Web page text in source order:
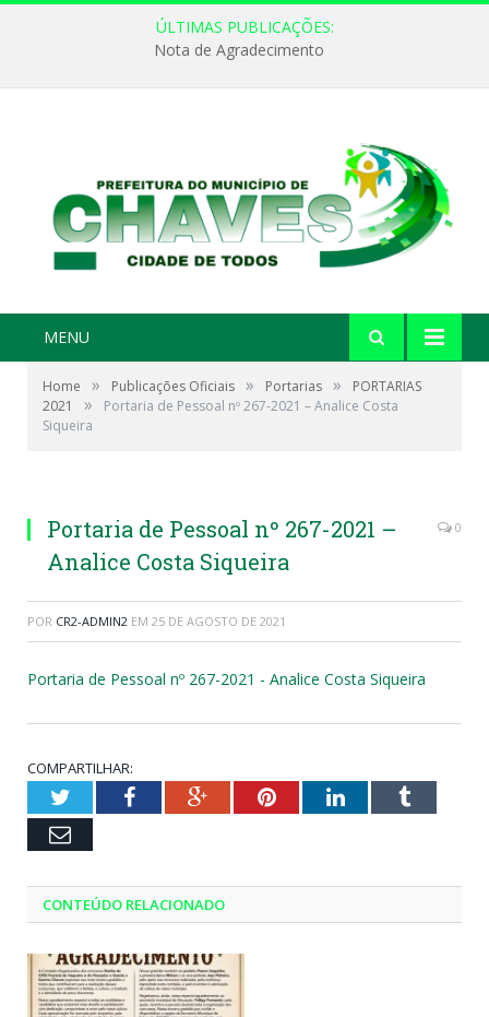
ÚLTIMAS PUBLICAÇÕES:
Nota de Agradecimento
MENU
Home » Publicações Oficiais » Portarias »
PORTARIAS
2021
»
Portaria de Pessoal nº 267-2021 – Analice Costa
Siqueira
Portaria de Pessoal nº 267-2021 –
Analice Costa Siqueira
0
POR CR2-ADMIN2 EM 25 DE AGOSTO DE 2021
Portaria de Pessoal nº 267-2021 - Analice Costa Siqueira
COMPARTILHAR:
TwitterFacebookGoogle+PinterestLinkedInTumblr
Email
CONTEÚDO RELACIONADO